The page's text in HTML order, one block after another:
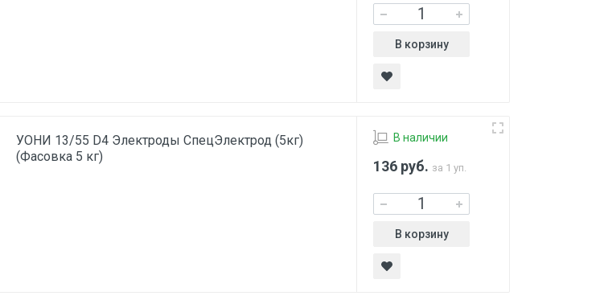
В корзину
УОНИ 13/55 D4 Электроды СпецЭлектрод (5кг)
(Фасовка 5 кг)
В наличии
136 руб. за 1 уп.
В корзину